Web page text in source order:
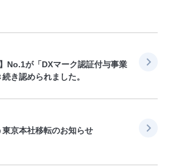
No.1が「DXマーク認証付与事業
き認められました。
京本社移転のお知らせ